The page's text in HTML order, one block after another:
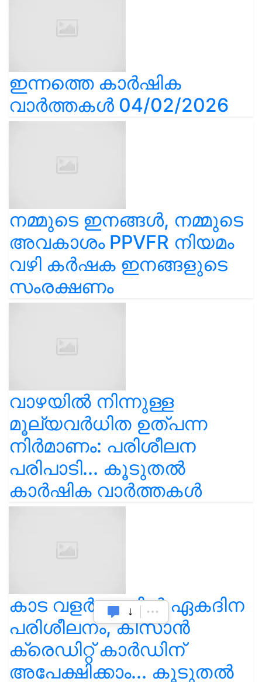
ഇന്നത്തെ കാർഷിക
വാർത്തകൾ 04/02/2026
നമ്മുടെ ഇനങ്ങൾ, നമ്മുടെ
അവകാശം PPVFR നിയമം
വഴി കർഷക ഇനങ്ങളുടെ
സംരക്ഷണം
വാഴയിൽ നിന്നുള്ള
മൂല്യവർധിത ഉത്പന്ന
നിർമാണം: പരിശീലന
പരിപാടി... കൂടുതൽ
കാർഷിക വാർത്തകൾ
കാട വളര്‍ത്തലിൽ ഏകദിന
പരിശീലനം, കിസാൻ
ക്രെഡിറ്റ് കാർഡിന്
അപേക്ഷിക്കാം... കൂടുതൽ